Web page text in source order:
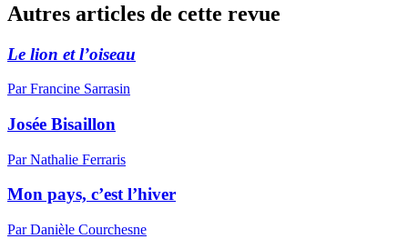
Autres articles de cette revue
Le lion et l’oiseau
Par Francine Sarrasin
Josée Bisaillon
Par Nathalie Ferraris
Mon pays, c’est l’hiver
Par Danièle Courchesne